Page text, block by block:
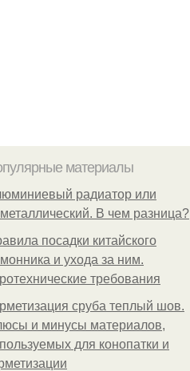
материалы
радиатор или
В чем разница?
посадки китайского
и ухода за ним.
требования
сруба теплый шов.
и минусы материалов,
для конопатки и